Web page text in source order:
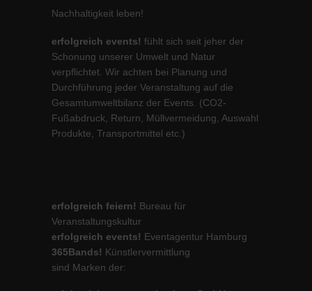
Nachhaltigkeit leben!
erfolgreich events! fühlt sich seit jeher der
Schonung unserer Umwelt und Natur
verpflichtet. Wir achten bei Planung und
Durchführung jeder Veranstaltung auf die
Gesamtumweltbilanz der Events. (CO2-
Fußabdruck, Return, Müllvermeidung, Auswahl
Produkte, Transportmittel etc.)
erfolgreich feiern! Bureau für
Veranstaltungskultur
erfolgreich events! Eventagentur Hamburg
365Bands! Künstlervermittlung
sind Marken der: